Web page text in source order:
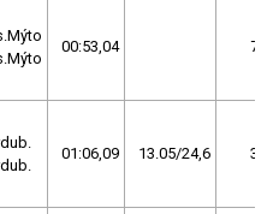
00:53,04 7
01:06,09 13.05/24,6 3